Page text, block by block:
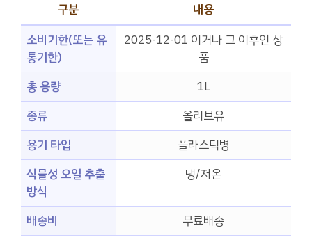
구분
내용
소비기한(또는 유
통기한)
2025-12-01 이거나 그 이후인 상
품
총 용량
1L
종류
올리브유
용기 타입
플라스틱병
식물성 오일 추출
방식
냉/저온
배송비 무료배송